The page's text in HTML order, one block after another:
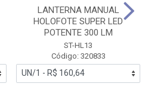
LANTERNA MANUAL
HOLOFOTE SUPER LED
POTENTE 300 LM
ST-HL13
Código: 320833